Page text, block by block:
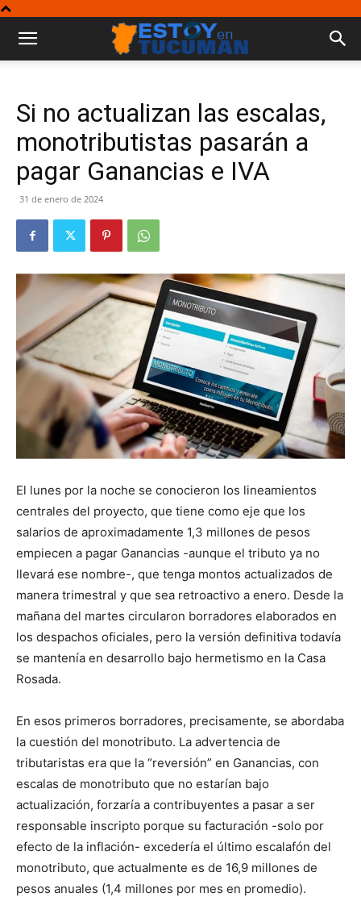
Si no actualizan las escalas,
monotributistas pasarán a
pagar Ganancias e IVA
31 de enero de 2024
El lunes por la noche se conocieron los lineamientos
centrales del proyecto, que tiene como eje que los
salarios de aproximadamente 1,3 millones de pesos
empiecen a pagar Ganancias -aunque el tributo ya no
llevará ese nombre-, que tenga montos actualizados de
manera trimestral y que sea retroactivo a enero. Desde la
mañana del martes circularon borradores elaborados en
los despachos oficiales, pero la versión definitiva todavía
se mantenía en desarrollo bajo hermetismo en la Casa
Rosada.
En esos primeros borradores, precisamente, se abordaba
la cuestión del monotributo. La advertencia de
tributaristas era que la “reversión” en Ganancias, con
escalas de monotributo que no estarían bajo
actualización, forzaría a contribuyentes a pasar a ser
responsable inscripto porque su facturación -solo por
efecto de la inflación- excedería el último escalafón del
monotributo, que actualmente es de 16,9 millones de
pesos anuales (1,4 millones por mes en promedio).